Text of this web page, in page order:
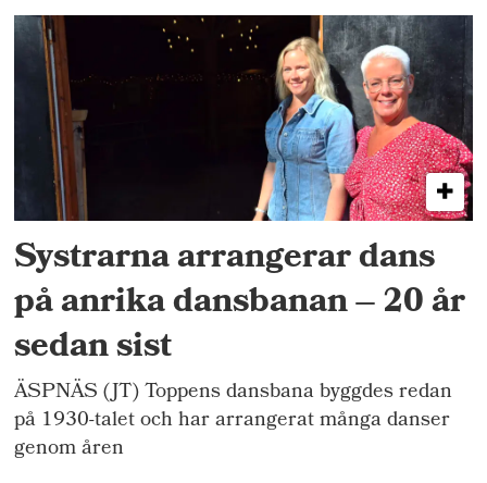
Systrarna arrangerar dans
på anrika dansbanan – 20 år
sedan sist
ÄSPNÄS (JT) Toppens dansbana byggdes redan
på 1930-talet och har arrangerat många danser
genom åren